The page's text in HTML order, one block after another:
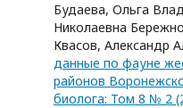
Будаева, Ольга
Николаевна
Квасов, Александр
данные по фауне
районов
биолога: Том 8 № 2